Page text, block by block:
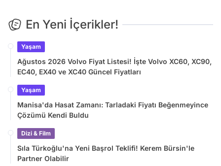
En Yeni İçerikler!
Yaşam
Ağustos 2026 Volvo Fiyat Listesi! İşte Volvo XC60, XC90,
EC40, EX40 ve XC40 Güncel Fiyatları
Yaşam
Manisa'da Hasat Zamanı: Tarladaki Fiyatı Beğenmeyince
Çözümü Kendi Buldu
Dizi & Film
Sıla Türkoğlu'na Yeni Başrol Teklifi! Kerem Bürsin'le
Partner Olabilir